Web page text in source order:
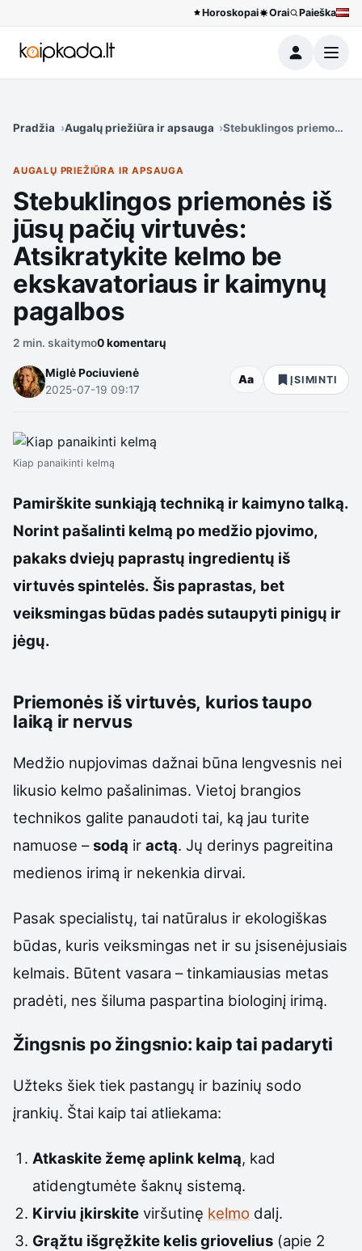
Horoskopai Orai Paieška
Meniu
Pradžia Augalų priežiūra ir apsauga Stebuklingos priemonės
AUGALŲ PRIEŽIŪRA IR APSAUGA
Stebuklingos priemonės iš
jūsų pačių virtuvės:
Atsikratykite kelmo be
ekskavatoriaus ir kaimynų
pagalbos
2 min. skaitymo0 komentarų
Miglė Pociuvienė
2025-07-19 09:17
Aa ĮSIMINTI
Kiap panaikinti kelmą
Pamirškite sunkiąją techniką ir kaimyno talką.
Norint pašalinti kelmą po medžio pjovimo,
pakaks dviejų paprastų ingredientų iš
virtuvės spintelės. Šis paprastas, bet
veiksmingas būdas padės sutaupyti pinigų ir
jėgų.
Priemonės iš virtuvės, kurios taupo
laiką ir nervus
Medžio nupjovimas dažnai būna lengvesnis nei
likusio kelmo pašalinimas. Vietoj brangios
technikos galite panaudoti tai, ką jau turite
namuose –sodą ir actą. Jų derinys pagreitina
medienos irimą ir nekenkia dirvai.
Pasak specialistų, tai natūralus ir ekologiškas
būdas, kuris veiksmingas net ir su įsisenėjusiais
kelmais. Būtent vasara – tinkamiausias metas
pradėti, nes šiluma paspartina biologinį irimą.
Žingsnis po žingsnio: kaip tai padaryti
Užteks šiek tiek pastangų ir bazinių sodo
įrankių. Štai kaip tai atliekama:
Atkaskite žemę aplink kelmą, kad
atidengtumėte šaknų sistemą.
Kirviu įkirskite viršutinę kelmo dalį.
Grąžtu išgręžkite kelis griovelius (apie 2